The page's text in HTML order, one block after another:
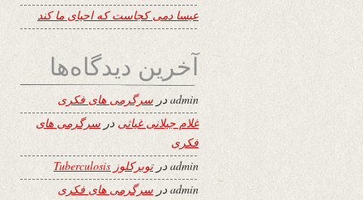
عیسا دمی کجاست که احیای ما کند
آخرین دیدگاه‌ها
adminدر سرگرمی های فکری
غلام جیلانی غیاثی در سرگرمی های
فکری
adminدرتوبرکلوز Tuberculosis
adminدر سرگرمی های فکری